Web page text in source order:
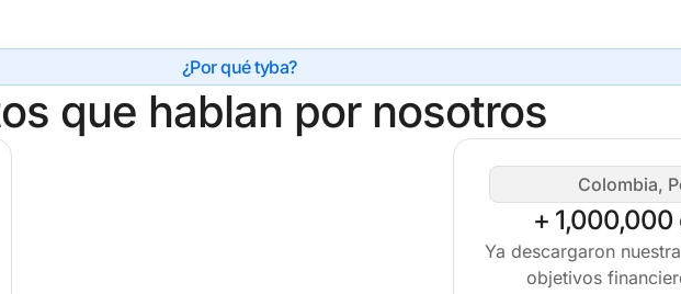
¿Por qué tyba?
que hablan por nosotros
Colombia,
+ 1,000,000
Ya descargaron
objetivos